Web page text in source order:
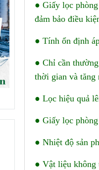
● Giấy lọc
đảm bảo điều
● Tính ổn định
● Chỉ cần
thời gian và tăng
● Lọc hiệu quả
● Giấy lọc
● Nhiệt độ sản
● Vật liệu không